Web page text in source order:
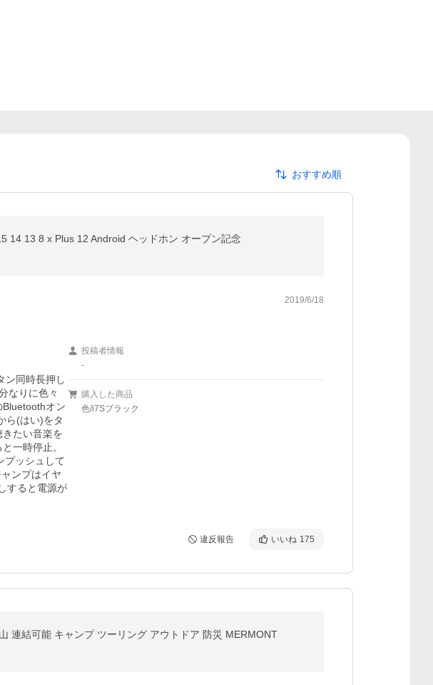
おすすめ順
14 13 8 x Plus 12 Android ヘッドホン オープン記念
2019/6/18
ン同時長押し
なりに色々
オン
ら(はい)をタ
たい音楽を
一時停止。
プッシュして
ンプはイヤ
すると電源が
投稿者情報
-
購入した商品
色/i7Sブラック
違反報告 いいね 175
連結可能 キャンプ ツーリング アウトドア 防災 MERMONT